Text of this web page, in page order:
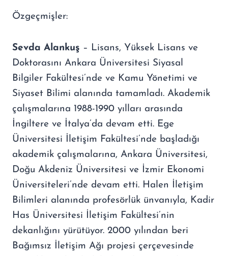
Özgeçmişler:
Sevda Alankuş – Lisans, Yüksek Lisans ve
Doktorasını Ankara Üniversitesi Siyasal
Bilgiler Fakültesi’nde ve Kamu Yönetimi ve
Siyaset Bilimi alanında tamamladı. Akademik
çalışmalarına 1988-1990 yılları arasında
İngiltere ve İtalya’da devam etti. Ege
Üniversitesi İletişim Fakültesi’nde başladığı
akademik çalışmalarına, Ankara Üniversitesi,
Doğu Akdeniz Üniversitesi ve İzmir Ekonomi
Üniversiteleri’nde devam etti. Halen İletişim
Bilimleri alanında profesörlük ünvanıyla, Kadir
Has Üniversitesi İletişim Fakültesi’nin
dekanlığını yürütüyor. 2000 yılından beri
Bağımsız İletişim Ağı projesi çerçevesinde